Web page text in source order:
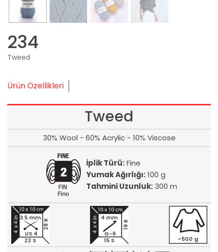
234
Tweed
Ürün Özellikleri
Tweed
30% Wool - 60% Acrylic - 10% Viscose
İplik Türü:Fine
Yumak Ağırlığı:100 g
Tahmini Uzunluk:300 m
22 S
28 R
3.5 mm
US 4
15 S
19 R
4 mm
G-6
~500 g